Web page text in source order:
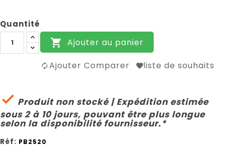
Quantité
 Ajouter au panier
Ajouter Comparer liste de souhaits
 Produit non stocké | Expédition estimée
sous 2 à 10 jours, pouvant être plus longue
selon la disponibilité fournisseur.*
Réf: PB2520